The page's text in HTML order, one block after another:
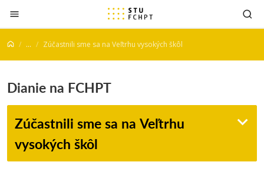
Prejsť na obsah
... Zúčastnili sme sa na Veľtrhu vysokých škôl
Dianie na FCHPT
Zúčastnili sme sa na Veľtrhu
vysokých škôl